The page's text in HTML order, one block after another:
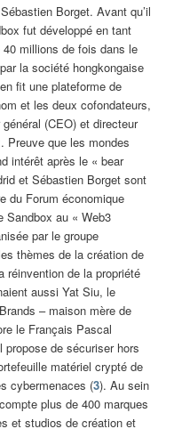
Borget. Avant qu’il
fut développé en tant
millions de fois dans le
la société hongkongaise
fit une plateforme de
et les deux cofondateurs,
(CEO) et directeur
Preuve que les mondes
intérêt après le « bear
et Sébastien Borget sont
du Forum économique
Sandbox au « Web3
par le groupe
thèmes de la création de
réinvention de la propriété
aussi Yat Siu, le
– maison mère de
le Français Pascal
propose de sécuriser hors
matériel crypté de
cybermenaces (3). Au sein
plus de 400 marques
et studios de création et